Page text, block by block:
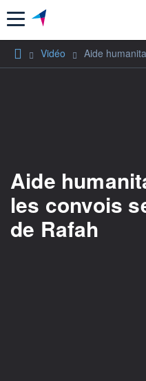
Menu
Vidéo Aide
Aide
les convois
de Rafah